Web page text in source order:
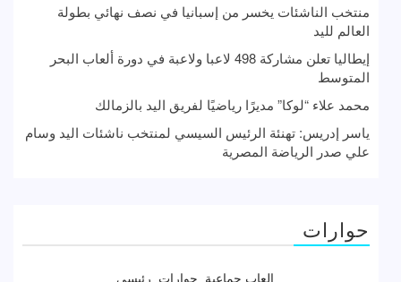
منتخب الناشئات يخسر من إسبانيا في نصف نهائي بطولة
العالم لليد
إيطاليا تعلن مشاركة 498 لاعبا ولاعبة في دورة ألعاب البحر
المتوسط
محمد علاء “لوكا” مديرًا رياضيًا لفريق اليد بالزمالك
ياسر إدريس: تهنئة الرئيس السيسي لمنتخب ناشئات اليد وسام
علي صدر الرياضة المصرية
حوارات
العاب جماعية حوارات رئيسى